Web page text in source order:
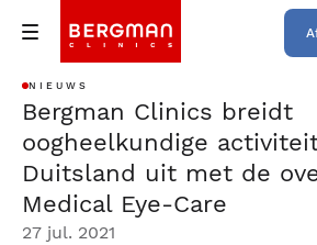
NIEUWS
Bergman Clinics breidt
oogheelkundige
Duitsland uit met de
Medical Eye-Care
27 jul. 2021